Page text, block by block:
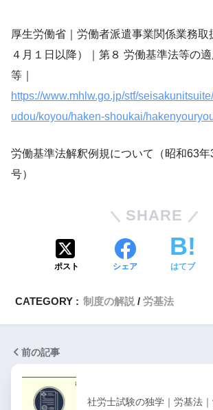
厚生労働省｜労働者派遣事業関係業務
４月１日以降）｜第８ 労働基準法等の
等｜
https://www.mhlw.go.jp/stf/
udou/koyou/haken-shoukai/
労働基準法解釈例規について（昭和63
号）
SHARE
ポスト シェア はてブ
CATEGORY : 制度の解説 労基法
前の記事
社労士試験の独学｜労基法